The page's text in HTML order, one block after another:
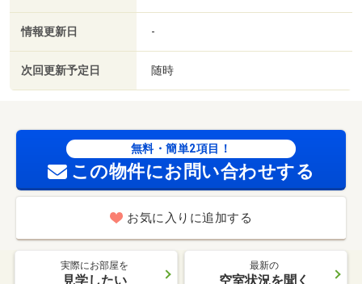
情報更新日 -
次回更新予定日 随時
無料・簡単2項目！
この物件にお問い合わせする
お気に入りに追加する
実際にお部屋を
見学したい
最新の
空室状況を聞く